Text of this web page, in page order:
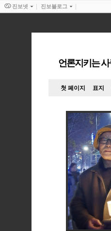
언론지키는
첫 페이지 표지
진보넷 진보블로그